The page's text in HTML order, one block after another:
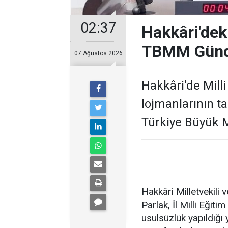
02:37
07 Ağustos 2026
TBMM
Hakkâri'de Milli
lojmanlarının
Türkiye Büyük
Hakkâri Milletvekili
Parlak, İl Milli Eğitim
usulsüzlük